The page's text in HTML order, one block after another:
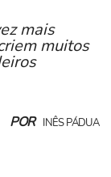
mais
muitos
POR INÊS PÁDUA